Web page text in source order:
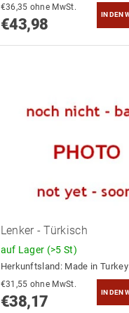
€36,35 ohne MwSt.
€43,98
Lenker - Türkisch
auf Lager (>5 St)
Herkunftsland: Made in Turkey
€31,55 ohne MwSt.
€38,17